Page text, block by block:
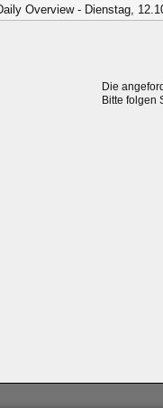
Overview - Dienstag,
Die
Bitte folgen